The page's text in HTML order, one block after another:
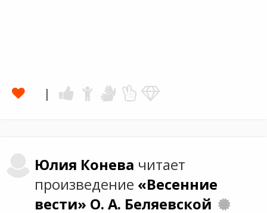
Юлия Конева читает
произведение «Весенние
вести» О. А. Беляевской